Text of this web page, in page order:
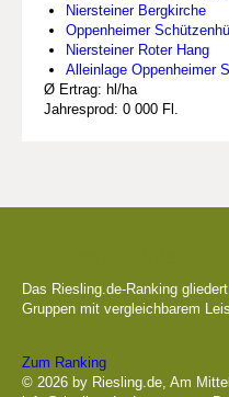
Niersteiner Bergkirche
Oppenheimer
Niersteiner Roter Hang
Alleinlage Oppenheimer
Ø Ertrag: hl/ha
Jahresprod: 0 000 Fl.
Das Riesling.de-Ranking
Gruppen mit vergleichbarem
Zum Ranking
© 2026 by Riesling.de, Am